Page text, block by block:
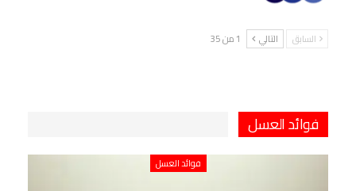
السابق التالي 1 من 35
فوائد العسل
فوائد العسل